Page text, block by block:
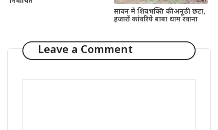
सावन में शिवभक्ति की अनूठी छटा,
हजारों कांवरिये बाबा धाम रवाना
Leave a Comment